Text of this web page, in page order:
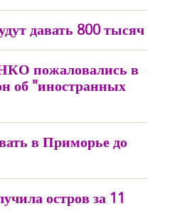
давать 800 тысяч
пожаловались в
об "иностранных
в Приморье до
остров за 11